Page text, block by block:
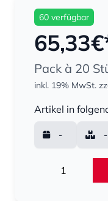
60 verfügbar
65,33
Pack à 20
inkl. 19% MwSt.
Artikel in
- -